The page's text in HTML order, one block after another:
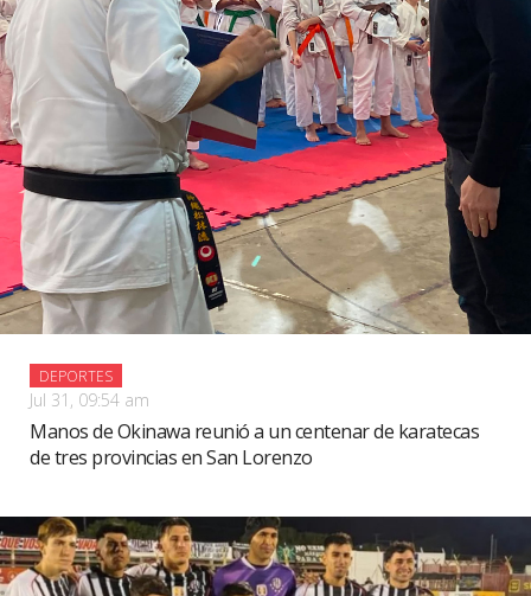
DEPORTES
Jul 31, 09:54 am
Manos de Okinawa reunió a un centenar de karatecas
de tres provincias en San Lorenzo